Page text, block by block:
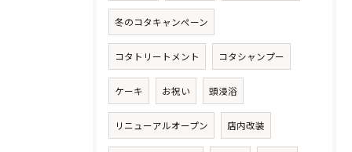
冬のコタキャンペーン
コタトリートメント コタシャンプー
ケーキ お祝い 頭浸浴
リニューアルオープン 店内改装